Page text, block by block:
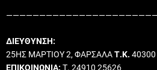
ΔΙΕΥΘΥΝΣΗ:
25ΗΣ ΜΑΡΤΙΟΥ 2, ΦΑΡΣΑΛΑΤ.Κ. 40300
ΕΠΙΚΟΙΝΩΝΙΑ: Τ. 24910 25626